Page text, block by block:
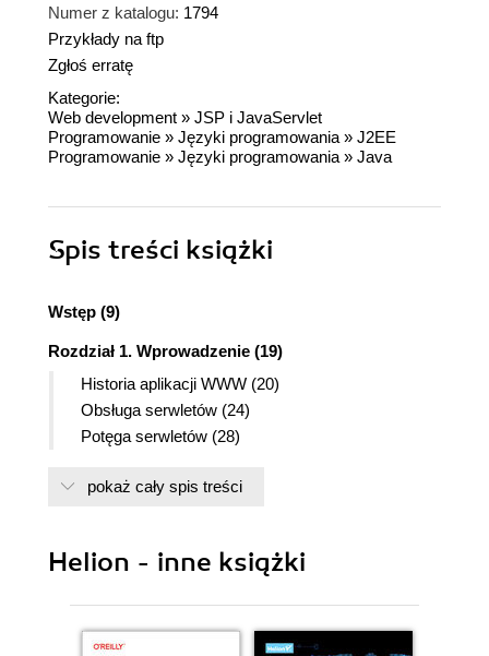
Numer z katalogu: 1794
Przykłady na ftp
Zgłoś erratę
Kategorie:
Web development » JSP i JavaServlet
Programowanie » Języki programowania » J2EE
Programowanie » Języki programowania » Java
Spis treści książki
Wstęp (9)
Rozdział 1. Wprowadzenie (19)
Historia aplikacji WWW (20)
Obsługa serwletów (24)
Potęga serwletów (28)
Podstawy HTTP (32)
Tworzenie strony (36)
Alternatywa serwletu (49)
pokaż cały spis treści
Helion - inne książki